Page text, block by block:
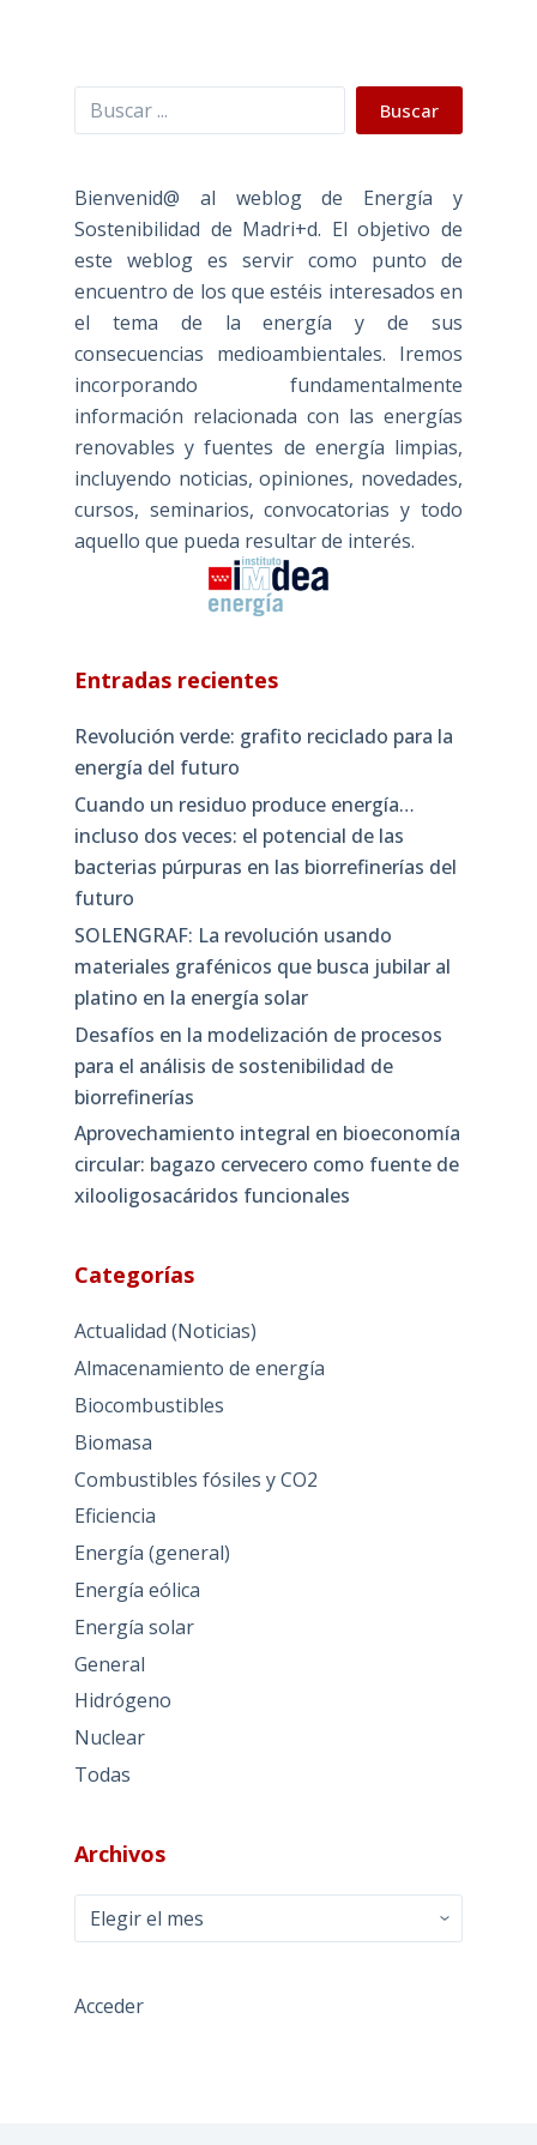
Buscar Buscar
Bienvenid@ al weblog de Energía y
Sostenibilidad de Madri+d. El objetivo de
este weblog es servir como punto de
encuentro de los que estéis interesados en
el tema de la energía y de sus
consecuencias medioambientales. Iremos
incorporando fundamentalmente
información relacionada con las energías
renovables y fuentes de energía limpias,
incluyendo noticias, opiniones, novedades,
cursos, seminarios, convocatorias y todo
aquello que pueda resultar de interés.
Entradas recientes
Revolución verde: grafito reciclado para la
energía del futuro
Cuando un residuo produce energía…
incluso dos veces: el potencial de las
bacterias púrpuras en las biorrefinerías del
futuro
SOLENGRAF: La revolución usando
materiales grafénicos que busca jubilar al
platino en la energía solar
Desafíos en la modelización de procesos
para el análisis de sostenibilidad de
biorrefinerías
Aprovechamiento integral en bioeconomía
circular: bagazo cervecero como fuente de
xilooligosacáridos funcionales
Categorías
Actualidad (Noticias)
Almacenamiento de energía
Biocombustibles
Biomasa
Combustibles fósiles y CO2
Eficiencia
Energía (general)
Energía eólica
Energía solar
General
Hidrógeno
Nuclear
Todas
Archivos
Archivos
Acceder